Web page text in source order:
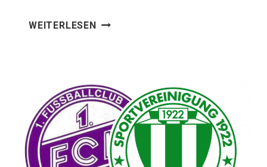
WEITERLESENAM